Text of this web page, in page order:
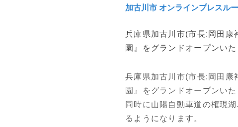
加古川市 オンラインプレスル
兵庫県加古川市(市長:岡田康
園』をグランドオープンいた
兵庫県加古川市(市長:岡田康
園』をグランドオープンいた
同時に山陽自動車道の権現
るようになります。